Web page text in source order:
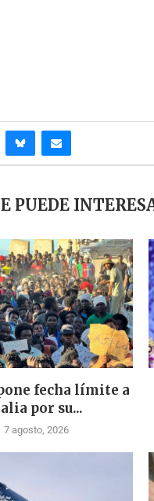
PUEDE
fecha límite a
por su...
7 agosto, 2026